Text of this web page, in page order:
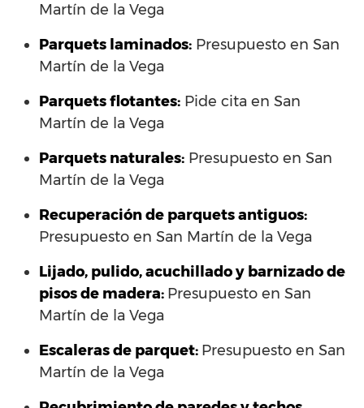
Martín de la Vega
Parquets laminados: Presupuesto en San
Martín de la Vega
Parquets flotantes: Pide cita en San
Martín de la Vega
Parquets naturales: Presupuesto en San
Martín de la Vega
Recuperación de parquets antiguos:
Presupuesto en San Martín de la Vega
Lijado, pulido, acuchillado y barnizado de
pisos de madera: Presupuesto en San
Martín de la Vega
Escaleras de parquet: Presupuesto en San
Martín de la Vega